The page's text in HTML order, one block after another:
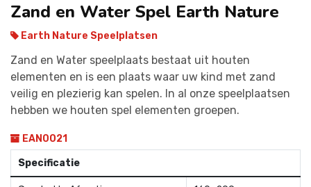
Zand en Water Spel Earth Nature
Earth Nature Speelplatsen
Zand en Water speelplaats bestaat uit houten
elementen en is een plaats waar uw kind met zand
veilig en plezierig kan spelen. In al onze speelplaatsen
hebben we houten spel elementen groepen.
EAN0021
Specificatie